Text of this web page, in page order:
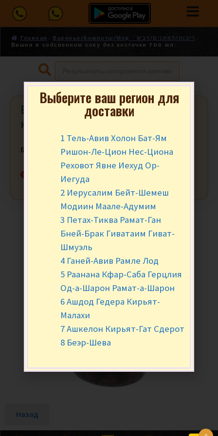
Главная
Варенье/Компоты/Мед - ריבות/לפתנים/דבש
Вишня в собсвенном соку без косточки 700 мл.
Вишня в собсвенном соку без
косточки 700 мл.
₪ за шт.
Нет в наличии
Назад
Выберите ваш регион для
доставки
1 Тель-Авив Холон Бат-Ям
Ришон-Ле-Цион Нес-Циона
Реховот Явне Иехуд Ор-
Иегуда
2 Иерусалим Бейт-Шемеш
Модиин Маале-Адумим
3 Петах-Тиква Рамат-Ган
Бней-Брак Гиватаим Гиват-
Шмуэль
4 Ганей-Авив Рамле Лод
5 Раанана Кфар-Саба Герцлия
Од-а-Шарон Рамат-а-Шарон
6 Ашдод Гедера Кирьят-
Малахи
7 Ашкелон Кирьят-Гат Сдерот
8 Беэр-Шева